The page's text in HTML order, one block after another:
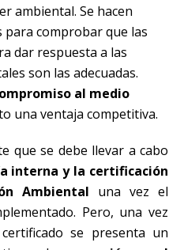
ambiental. Se hacen
comprobar que las
dar respuesta a las
son las adecuadas.
al medio
una ventaja competitiva.
que se debe llevar a cabo
interna y la certificación
Ambiental una vez el
Pero, una vez
se presenta un